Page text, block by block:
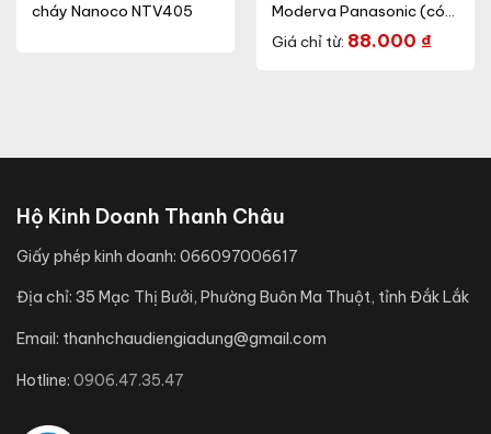
cháy Nanoco NTV405
Moderva Panasonic (có
chỉ báo)
Giá chỉ từ: 88.000 ₫
Hộ Kinh Doanh Thanh Châu
Giấy phép kinh doanh: 066097006617
Địa chỉ: 35 Mạc Thị Bưởi, Phường Buôn Ma Thuột, tỉnh Đắk Lắk
Email: thanhchaudiengiadung@gmail.com
Hotline: 0906.47.35.47